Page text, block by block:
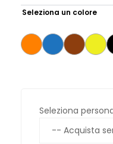
Seleziona un colore
Seleziona